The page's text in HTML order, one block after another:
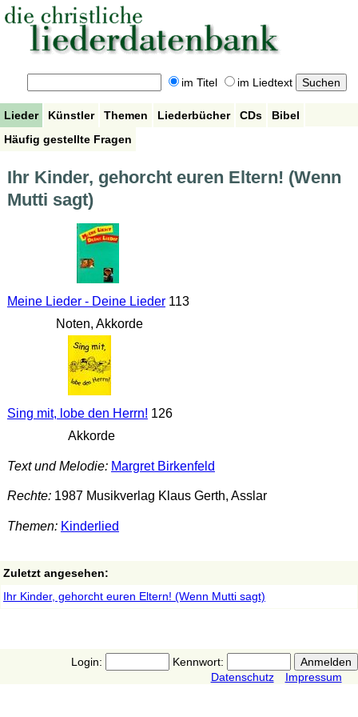
im Titel im Liedtext
Lieder Künstler Themen Liederbücher CDs
Bibel
Häufig gestellte Fragen
Ihr Kinder, gehorcht euren Eltern! (Wenn
Mutti sagt)
Meine Lieder - Deine Lieder113
Noten, Akkorde
Sing mit, lobe den Herrn! 126
Akkorde
Text und Melodie: Margret Birkenfeld
Rechte:1987 Musikverlag Klaus Gerth, Asslar
Themen: Kinderlied
Zuletzt angesehen:
Ihr Kinder, gehorcht euren Eltern! (Wenn Mutti sagt)
Login:
Kennwort:
Datenschutz
Impressum